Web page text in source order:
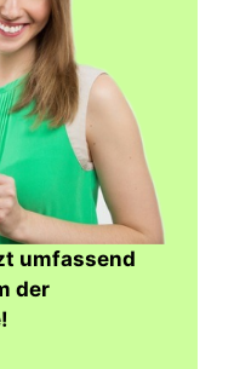
umfassend
der